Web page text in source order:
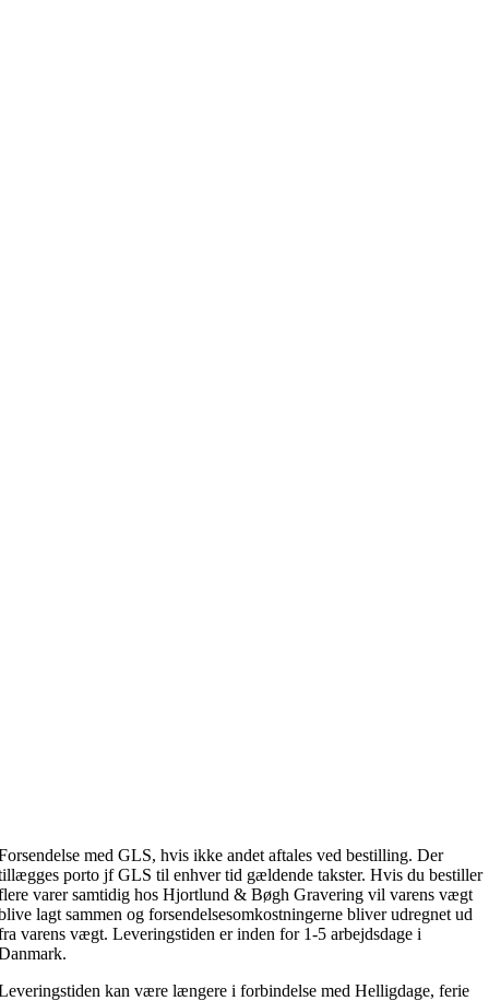
med GLS, hvis ikke andet aftales ved bestilling. Der
porto jf GLS til enhver tid gældende takster. Hvis du bestiller
varer samtidig hos Hjortlund & Bøgh Gravering vil varens vægt
lagt sammen og forsendelsesomkostningerne bliver udregnet ud
varens vægt. Leveringstiden er inden for 1-5 arbejdsdage i
kan være længere i forbindelse med Helligdage, ferie